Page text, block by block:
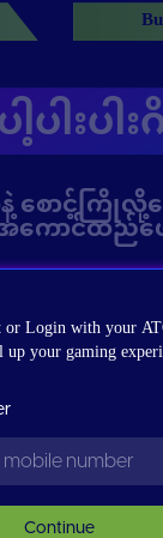
or Login with your
your gaming
Continue
ပါးပါ
နဲ့ စောင့်က
ကောင်ထည်ဖ